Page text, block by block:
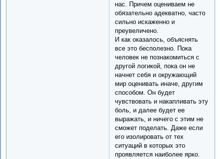
нас. Причем оцениваем не
обязательно адекватно, часто
сильно искаженно и
преувеличено.
И как оказалось, объяснять
все это бесполезно. Пока
человек не познакомиться с
другой логикой, пока он не
начнет себя и окружающий
мир оценивать иначе, другим
способом. Он будет
чувствовать и накапливать эту
боль, и далее будет ее
выражать, и ничего с этим не
сможет поделать. Даже если
его изолировать от тех
ситуаций в которых это
проявляется наиболее ярко.